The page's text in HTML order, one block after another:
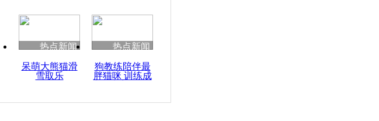
魂
热点新闻
呆萌大熊猫滑
雪取乐
热点新闻
狗教练陪伴最
胖猫咪 训练成